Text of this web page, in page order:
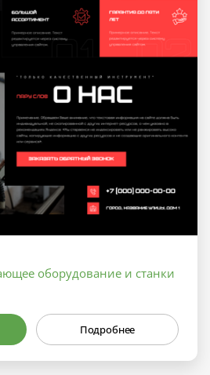
оборудование и станки
Подробнее